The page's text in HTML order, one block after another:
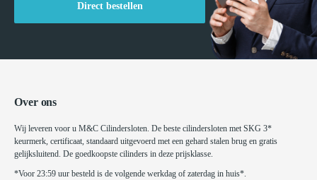
Direct bestellen
Over ons
Wij leveren voor u M&C Cilindersloten. De beste cilindersloten met SKG 3*
keurmerk, certificaat, standaard uitgevoerd met een gehard stalen brug en gratis
gelijksluitend. De goedkoopste cilinders in deze prijsklasse.
*Voor 23:59 uur besteld is de volgende werkdag of zaterdag in huis*.